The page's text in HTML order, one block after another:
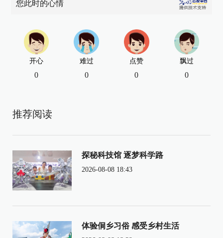
您此时的心情
开心
0
难过
0
点赞
0
飘过
0
推荐阅读
探秘科技馆 逐梦科学路
2026-08-08 18:43
体验侗乡习俗 感受乡村生活